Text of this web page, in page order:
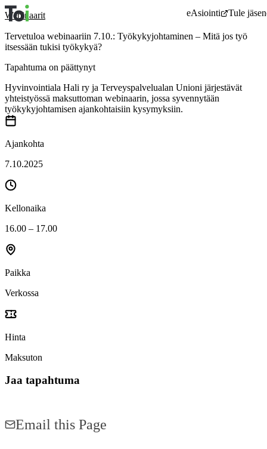
Siirry
sisältöön
eAsiointi Tule
Webinaarit
Tervetuloa webinaariin 7.10.: Työkykyjohtaminen – Mitä jos työ
itsessään tukisi työkykyä?
Tapahtuma on päättynyt
Hyvinvointiala Hali ry ja Terveyspalvelualan Unioni järjestävät
yhteistyössä maksuttoman webinaarin, jossa syvennytään
työkykyjohtamisen ajankohtaisiin kysymyksiin.
Ajankohta
7.10.2025
Kellonaika
16.00 – 17.00
Paikka
Verkossa
Hinta
Maksuton
Jaa tapahtuma
Email this Page